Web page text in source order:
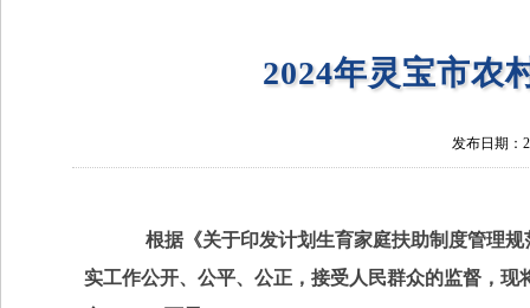
2024年灵宝市农
发布日期：
根据《关于印发计划生育家庭扶助制度管理规
实工作公开、公平、公正，接受人民群众的监督，现